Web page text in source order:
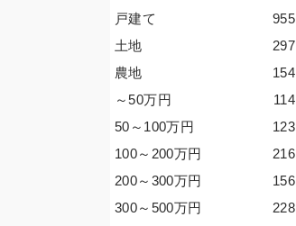
955
戸建て
297
土地
154
農地
114
～50万円
123
50～100万円
216
100～200万円
156
200～300万円
228
300～500万円